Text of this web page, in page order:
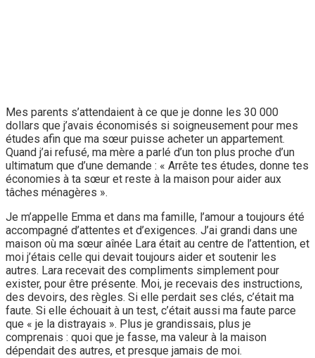
Mes parents s’attendaient à ce que je donne les 30 000
dollars que j’avais économisés si soigneusement pour mes
études afin que ma sœur puisse acheter un appartement.
Quand j’ai refusé, ma mère a parlé d’un ton plus proche d’un
ultimatum que d’une demande : « Arrête tes études, donne tes
économies à ta sœur et reste à la maison pour aider aux
tâches ménagères ».
Je m’appelle Emma et dans ma famille, l’amour a toujours été
accompagné d’attentes et d’exigences. J’ai grandi dans une
maison où ma sœur aînée Lara était au centre de l’attention, et
moi j’étais celle qui devait toujours aider et soutenir les
autres. Lara recevait des compliments simplement pour
exister, pour être présente. Moi, je recevais des instructions,
des devoirs, des règles. Si elle perdait ses clés, c’était ma
faute. Si elle échouait à un test, c’était aussi ma faute parce
que « je la distrayais ». Plus je grandissais, plus je
comprenais : quoi que je fasse, ma valeur à la maison
dépendait des autres, et presque jamais de moi.